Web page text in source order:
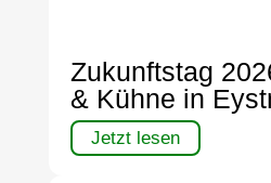
Zukunftstag
& Kühne in
Jetzt lesen